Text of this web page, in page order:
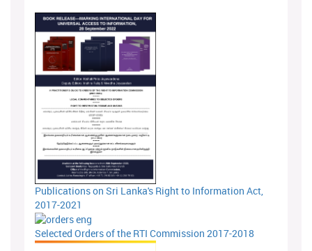
Publications on Sri Lanka's Right to Information Act,
2017-2021
Selected Orders of the RTI Commission 2017-2018